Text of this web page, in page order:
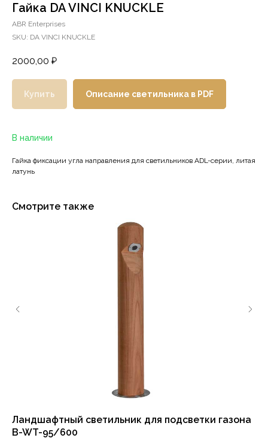
Гайка DA VINCI KNUCKLE
ABR Enterprises
SKU: DA VINCI KNUCKLE
2000,00 ₽
Купить Описание светильника в PDF
В наличии
Гайка фиксации угла направления для светильников ADL-серии, литая
латунь
Смотрите также
Ландшафтный светильник для подсветки газона
B-WT-95/600